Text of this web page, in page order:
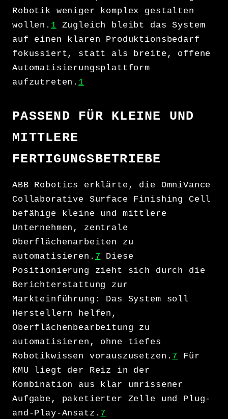
Robotik weniger komplex gestalten
wollen. 1 Zugleich bleibt das System
auf einen klaren Produktionsbedarf
fokussiert, statt als breite, offene
Automatisierungsplattform
aufzutreten. 1
PASSEND FÜR KLEINE UND
MITTLERE
FERTIGUNGSBETRIEBE
ABB Robotics erklärte, die OmniVance
Collaborative Surface Finishing Cell
befähige kleine und mittlere
Unternehmen, zentrale
Oberflächenarbeiten zu
automatisieren. 7 Diese
Positionierung zieht sich durch die
Berichterstattung zur
Markteinführung: Das System soll
Herstellern helfen,
Oberflächenbearbeitung zu
automatisieren, ohne tiefes
Robotikwissen vorauszusetzen. 7
Für
KMU liegt der Reiz in der
Kombination aus klar umrissener
Aufgabe, paketierter Zelle und Plug-
and-Play-Ansatz. 7